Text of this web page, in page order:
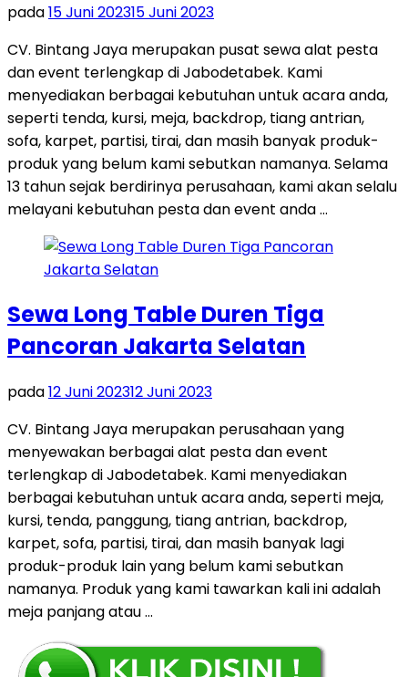
pada15 Juni 202315 Juni 2023
CV. Bintang Jaya merupakan pusat sewa alat pesta
dan event terlengkap di Jabodetabek. Kami
menyediakan berbagai kebutuhan untuk acara anda,
seperti tenda, kursi, meja, backdrop, tiang antrian,
sofa, karpet, partisi, tirai, dan masih banyak produk-
produk yang belum kami sebutkan namanya. Selama
13 tahun sejak berdirinya perusahaan, kami akan selalu
melayani kebutuhan pesta dan event anda …
Sewa Long Table Duren Tiga
Pancoran Jakarta Selatan
pada12 Juni 202312 Juni 2023
CV. Bintang Jaya merupakan perusahaan yang
menyewakan berbagai alat pesta dan event
terlengkap di Jabodetabek. Kami menyediakan
berbagai kebutuhan untuk acara anda, seperti meja,
kursi, tenda, panggung, tiang antrian, backdrop,
karpet, sofa, partisi, tirai, dan masih banyak lagi
produk-produk lain yang belum kami sebutkan
namanya. Produk yang kami tawarkan kali ini adalah
meja panjang atau …